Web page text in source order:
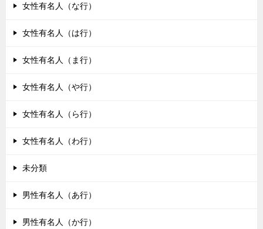
女性有名人（な行）
女性有名人（は行）
女性有名人（ま行）
女性有名人（や行）
女性有名人（ら行）
女性有名人（わ行）
未分類
男性有名人（あ行）
男性有名人（か行）